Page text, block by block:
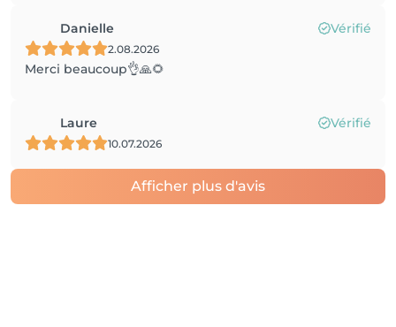
Danielle Vérifié
2.08.2026
Merci beaucoup👌🙏🌻
Laure Vérifié
10.07.2026
Afficher plus d'avis